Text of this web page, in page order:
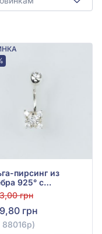
пирсинг из
925° с
арт. 88016р
грн
грн
88016р)